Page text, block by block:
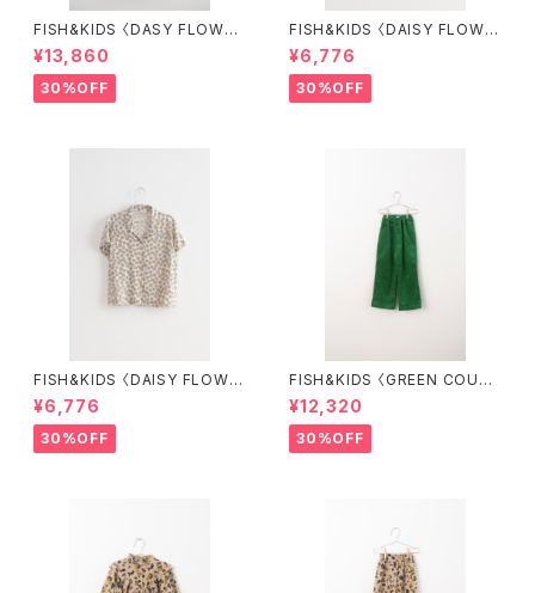
FISH&KIDS 〈DASY FLOWER
S DRESS〉
¥13,860
30%OFF
FISH&KIDS 〈DAISY FLOWE
R SHORT〉
¥6,776
30%OFF
FISH&KIDS 〈DAISY FLOWE
R SHIRT〉
¥6,776
30%OFF
FISH&KIDS 〈GREEN COURD
ORY〉
¥12,320
30%OFF